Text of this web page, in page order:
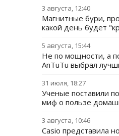
3 августа, 12:40
Магнитные бури,
какой день будет
5 августа, 15:44
Не по мощности, а
AnTuTu выбрал
31 июля, 18:27
Ученые поставили
миф о пользе
3 августа, 10:46
Casio представила